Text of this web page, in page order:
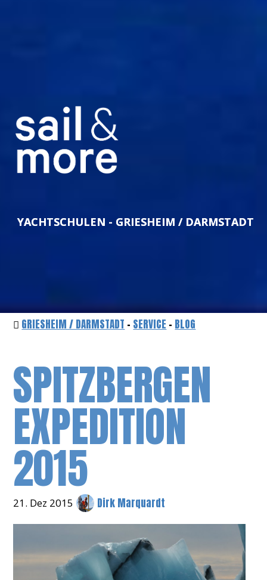
YACHTSCHULEN - GRIESHEIM / DARMSTADT
GRIESHEIM / DARMSTADT - SERVICE - BLOG
SPITZBERGEN
EXPEDITION
2015
21. Dez 2015 Dirk Marquardt